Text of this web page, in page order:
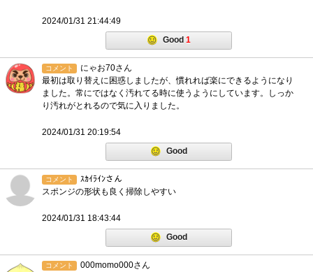
2024/01/31 21:44:49
Good 1
コメント
にゃお70さん
最初は取り替えに困惑しましたが、慣れれば楽にできるようになり
ました。常にではなく汚れてる時に使うようにしています。しっか
り汚れがとれるので気に入りました。
2024/01/31 20:19:54
Good
コメント
ｽｶｲﾗｲﾝさん
スポンジの形状も良く掃除しやすい
2024/01/31 18:43:44
Good
コメント
000momo000さん